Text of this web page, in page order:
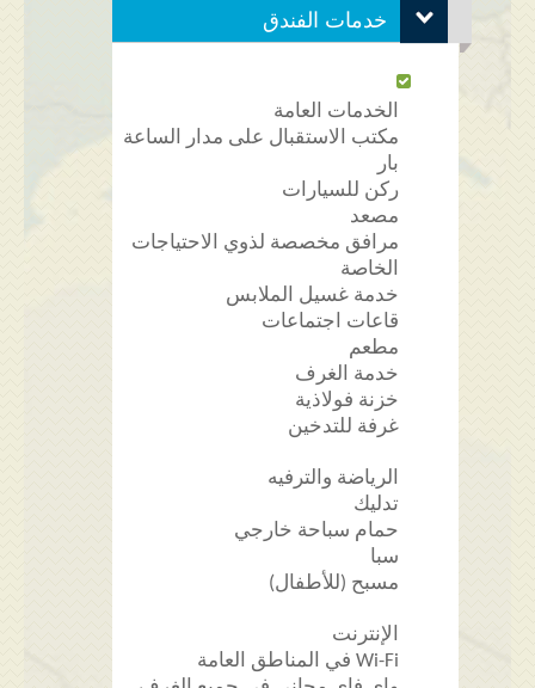
خدمات الفندق
الخدمات العامة
مكتب الاستقبال على مدار الساعة
بار
ركن للسيارات
مصعد
مرافق مخصصة لذوي الاحتياجات
الخاصة
خدمة غسيل الملابس
قاعات اجتماعات
مطعم
خدمة الغرف
خزنة فولاذية
غرفة للتدخين
الرياضة والترفيه
تدليك
حمام سباحة خارجي
سبا
مسبح (للأطفال)
الإنترنت
Wi-Fi في المناطق العامة